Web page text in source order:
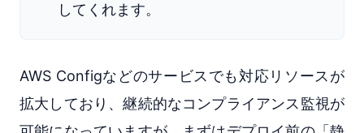
してくれます。
AWS Configなどのサービスでも対応リソースが
拡大しており、継続的なコンプライアンス監視が